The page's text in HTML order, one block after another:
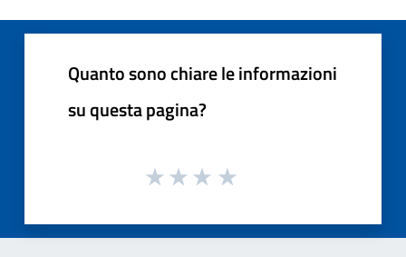
Quanto sono chiare le informazioni
su questa pagina?